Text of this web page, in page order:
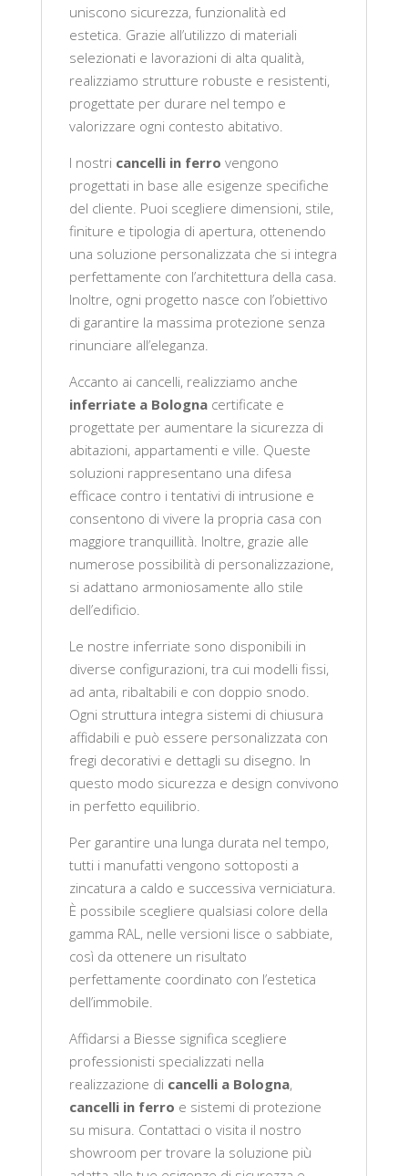
uniscono sicurezza, funzionalità ed
estetica. Grazie all’utilizzo di materiali
selezionati e lavorazioni di alta qualità,
realizziamo strutture robuste e resistenti,
progettate per durare nel tempo e
valorizzare ogni contesto abitativo.
I nostri cancelli in ferro vengono
progettati in base alle esigenze specifiche
del cliente. Puoi scegliere dimensioni, stile,
finiture e tipologia di apertura, ottenendo
una soluzione personalizzata che si integra
perfettamente con l’architettura della casa.
Inoltre, ogni progetto nasce con l’obiettivo
di garantire la massima protezione senza
rinunciare all’eleganza.
Accanto ai cancelli, realizziamo anche
inferriate a Bolognacertificate e
progettate per aumentare la sicurezza di
abitazioni, appartamenti e ville. Queste
soluzioni rappresentano una difesa
efficace contro i tentativi di intrusione e
consentono di vivere la propria casa con
maggiore tranquillità. Inoltre, grazie alle
numerose possibilità di personalizzazione,
si adattano armoniosamente allo stile
dell’edificio.
Le nostre inferriate sono disponibili in
diverse configurazioni, tra cui modelli fissi,
ad anta, ribaltabili e con doppio snodo.
Ogni struttura integra sistemi di chiusura
affidabili e può essere personalizzata con
fregi decorativi e dettagli su disegno. In
questo modo sicurezza e design convivono
in perfetto equilibrio.
Per garantire una lunga durata nel tempo,
tutti i manufatti vengono sottoposti a
zincatura a caldo e successiva verniciatura.
È possibile scegliere qualsiasi colore della
gamma RAL, nelle versioni lisce o sabbiate,
così da ottenere un risultato
perfettamente coordinato con l’estetica
dell’immobile.
Affidarsi a Biesse significa scegliere
professionisti specializzati nella
realizzazione di cancelli a Bologna,
cancelli in ferro e sistemi di protezione
su misura. Contattaci o visita il nostro
showroom per trovare la soluzione più